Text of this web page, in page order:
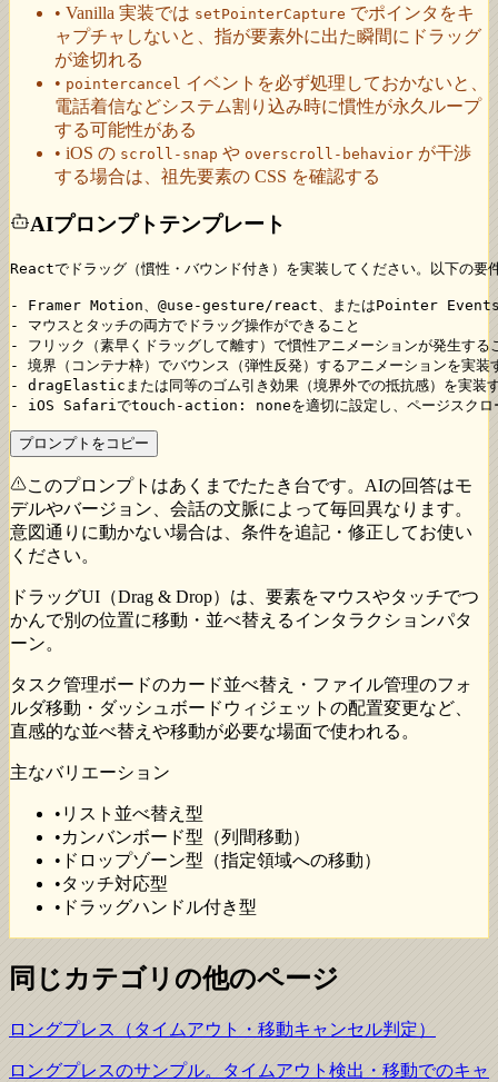
• Vanilla 実装では setPointerCapture でポインタをキ
ャプチャしないと、指が要素外に出た瞬間にドラッグ
が途切れる
• pointercancel イベントを必ず処理しておかないと、
電話着信などシステム割り込み時に慣性が永久ループ
する可能性がある
• iOS の scroll-snap や overscroll-behavior が干渉
する場合は、祖先要素の CSS を確認する
AIプロンプトテンプレート
Reactでドラッグ（慣性・バウンド付き）を実装してください。以下の要
- Framer Motion、@use-gesture/react、またはPointer Events
- マウスとタッチの両方でドラッグ操作ができること
- フリック（素早くドラッグして離す）で慣性アニメーションが発生する
- 境界（コンテナ枠）でバウンス（弾性反発）するアニメーションを実装
- dragElasticまたは同等のゴム引き効果（境界外での抵抗感）を実装
- iOS Safariでtouch-action: noneを適切に設定し、ページスクロー
プロンプトをコピー
このプロンプトはあくまでたたき台です。AIの回答はモ
デルやバージョン、会話の文脈によって毎回異なります。
意図通りに動かない場合は、条件を追記・修正してお使い
ください。
ドラッグUI（Drag & Drop）は、要素をマウスやタッチでつ
かんで別の位置に移動・並べ替えるインタラクションパタ
ーン。
タスク管理ボードのカード並べ替え・ファイル管理のフォ
ルダ移動・ダッシュボードウィジェットの配置変更など、
直感的な並べ替えや移動が必要な場面で使われる。
主なバリエーション
• リスト並べ替え型
•カンバンボード型（列間移動）
• ドロップゾーン型（指定領域への移動）
•タッチ対応型
• ドラッグハンドル付き型
同じカテゴリの他のページ
ロングプレス（タイムアウト・移動キャンセル判定）
ロングプレスのサンプル。タイムアウト検出・移動でのキャ